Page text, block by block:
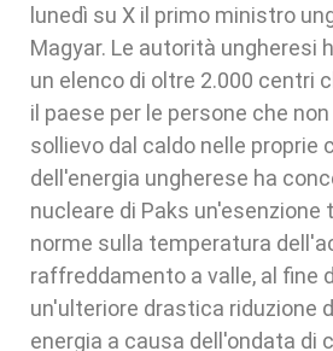
lunedì su X il primo ministro
Magyar. Le autorità ungheresi
un elenco di oltre 2.000 centri
il paese per le persone che
sollievo dal caldo nelle proprie
dell'energia ungherese ha
nucleare di Paks un'esenzione
norme sulla temperatura
raffreddamento a valle, al fine
un'ulteriore drastica riduzione
energia a causa dell'ondata di